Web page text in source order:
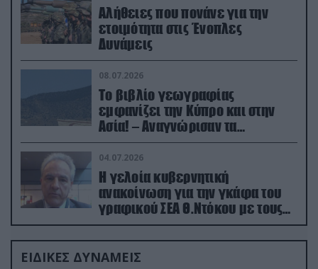
Αλήθειες που πονάνε για την
ετοιμότητα στις Ένοπλες
Δυνάμεις
08.07.2026
Το βιβλίο γεωγραφίας
εμφανίζει την Κύπρο και στην
Ασία! – Αναγνώρισαν τα
κατεχόμενα; (φωτο)
04.07.2026
Η γελοία κυβερνητική
ανακοίνωση για την γκάφα του
γραφικού ΣΕΑ Θ.Ντόκου με τους
Ρώσους φαρσέρ
ΕΙΔΙΚΕΣ ΔΥΝΑΜΕΙΣ